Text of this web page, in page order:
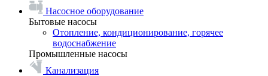
Насосное оборудование
Бытовые насосы
Отопление, кондиционирование, горячее
водоснабжение
Промышленные насосы
Канализация